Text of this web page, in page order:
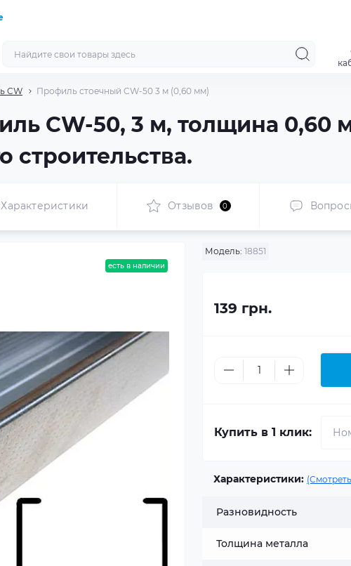
CW Профиль стоечный CW-50 3 м (0,60 мм)
CW-50, 3 м, толщина 0,60
строительства.
Характеристики Отзывов 0
есть в наличии
Модель: 18851
139 грн.
Купить в 1 клик:
Характеристики:
Разновидность
Толщина металла